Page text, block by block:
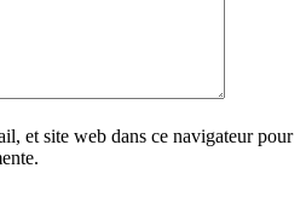
et site web dans ce navigateur pour